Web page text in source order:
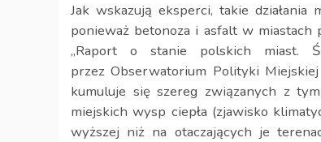
Jak wskazują eksperci, takie działania
ponieważ betonoza i asfalt w miastach
„Raport o stanie polskich miast.
przez Obserwatorium Polityki
kumuluje się szereg związanych z
miejskich wysp ciepła (zjawisko
wyższej niż na otaczających je